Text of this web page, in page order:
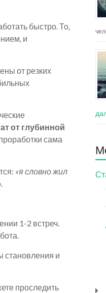
быстро. То,
и
от резких
от глубинной
сама
«я словно жил
1-2 встреч.
становления и
проследить